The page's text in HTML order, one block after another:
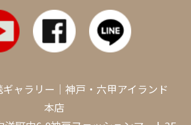
ャラリー｜神戸・六甲アイランド
本店